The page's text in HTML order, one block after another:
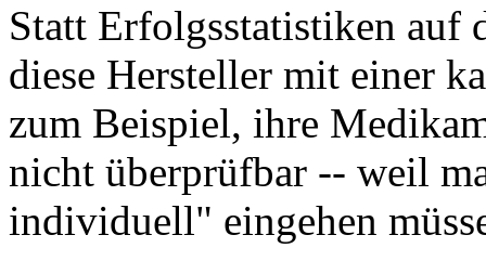
Statt Erfolgsstatistiken auf
diese Hersteller mit einer
zum Beispiel, ihre
nicht überprüfbar -- weil
individuell" eingehen